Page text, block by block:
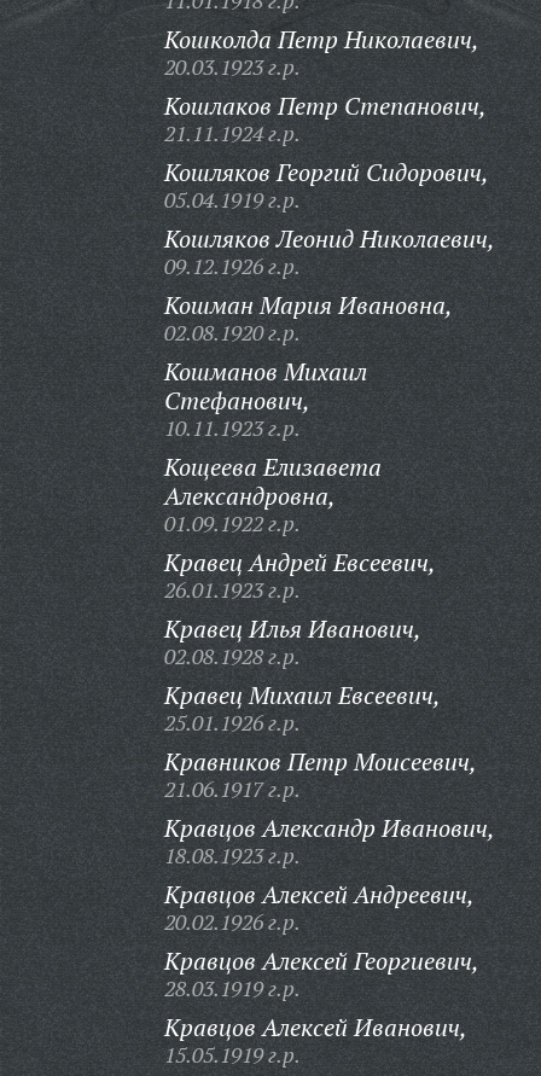
Кошколда Петр Николаевич,
20.03.1923 г.р.
Кошлаков Петр Степанович,
21.11.1924 г.р.
Кошляков Георгий Сидорович,
05.04.1919 г.р.
Кошляков Леонид Николаевич,
09.12.1926 г.р.
Кошман Мария Ивановна,
02.08.1920 г.р.
Кошманов Михаил
Стефанович,
10.11.1923 г.р.
Кощеева Елизавета
Александровна,
01.09.1922 г.р.
Кравец Андрей Евсеевич,
26.01.1923 г.р.
Кравец Илья Иванович,
02.08.1928 г.р.
Кравец Михаил Евсеевич,
25.01.1926 г.р.
Кравников Петр Моисеевич,
21.06.1917 г.р.
Кравцов Александр Иванович,
18.08.1923 г.р.
Кравцов Алексей Андреевич,
20.02.1926 г.р.
Кравцов Алексей Георгиевич,
28.03.1919 г.р.
Кравцов Алексей Иванович,
15.05.1919 г.р.